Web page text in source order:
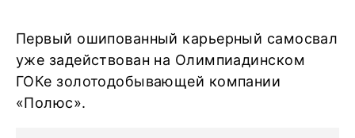
Первый ошипованный карьерный самосвал
уже задействован на Олимпиадинском
ГОКе золотодобывающей компании
«Полюс».